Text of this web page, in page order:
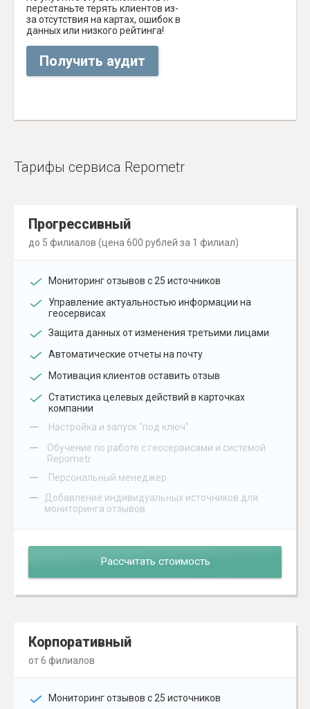
перестаньте терять клиентов из-
за отсутствия на картах, ошибок в
данных или низкого рейтинга!
Получить аудит
Тарифы сервиса Repometr
Прогрессивный
до 5 филиалов (цена 600 рублей за 1 филиал)
Мониторинг отзывов с 25 источников
Управление актуальностью информации на
геосервисах
Защита данных от изменения третьими лицами
Автоматические отчеты на почту
Мотивация клиентов оставить отзыв
Статистика целевых действий в карточках
компании
– Настройка и запуск "под ключ"
–
Обучение по работе с геосервисами и системой
Repometr
– Персональный менеджер
–
Добавление индивидуальных источников для
мониторинга отзывов
Рассчитать стоимость
Корпоративный
от 6 филиалов
Мониторинг отзывов с 25 источников